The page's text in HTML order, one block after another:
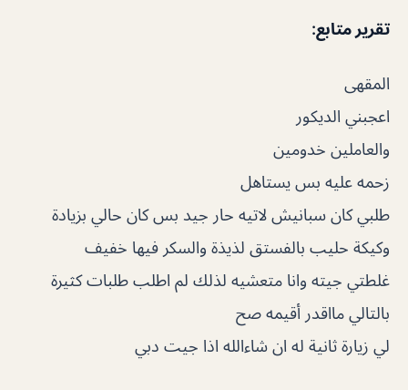
تقرير متابع:
المقهى
اعجبني الديكور
والعاملين خدومين
زحمه عليه بس يستاهل
طلبي كان سبانيش لاتيه حار جيد بس كان حالي بزيادة
وكيكة حليب بالفستق لذيذة والسكر فيها خفيف
غلطتي جيته وانا متعشيه لذلك لم اطلب طلبات كثيرة
بالتالي مااقدر أقيمه صح
لي زيارة ثانية له ان شاءالله اذا جيت دبي